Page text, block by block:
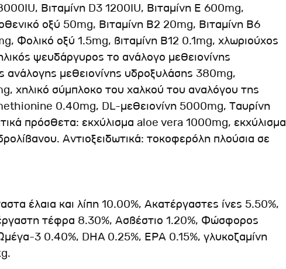
Βιταμίνη D3 1200IU, Βιταμίνη Ε 600mg,
οξύ 50mg, Βιταμίνη Β2 20mg, Βιταμίνη Β6
Φολικό οξύ 1.5mg, βιταμίνη Β12 0.1mg, χλωριούχος
ψευδάργυρος το ανάλογο μεθειονίνης
ανάλογης μεθειονίνης υδροξυλάσης 380mg,
χηλικό σύμπλοκο του χαλκού του αναλόγου της
0.40mg, DL-μεθειονίνη 5000mg, Ταυρίνη
πρόσθετα: εκχύλισμα aloe vera 1000mg, εκχύλισμα
Αντιοξειδωτικά: τοκοφερόλη πλούσια σε
έλαια και λίπη 10.00%, Ακατέργαστες ίνες 5.50%,
τέφρα 8.30%, Ασβέστιο 1.20%, Φώσφορος
3 0.40%, DHA 0.25%, ΕΡΑ 0.15%, γλυκοζαμίνη